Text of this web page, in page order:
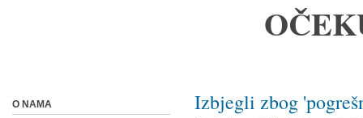
Izbjegli zbog
O NAMA